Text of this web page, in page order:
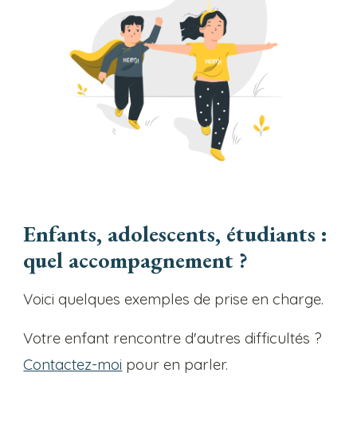
Enfants, adolescents, étudiants :
quel accompagnement ?
Voici quelques exemples de prise en charge.
Votre enfant rencontre d'autres difficultés ?
Contactez-moi pour en parler.